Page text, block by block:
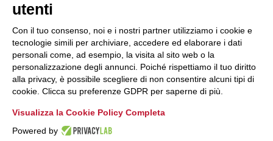
Uffici
Servizio Civile
Fare cooperativa
Pico Umbria
utenti
Con il tuo consenso, noi e i nostri partner utilizziamo i cookie e
tecnologie simili per archiviare, accedere ed elaborare i dati
personali come, ad esempio, la visita al sito web o la
personalizzazione degli annunci. Poiché rispettiamo il tuo diritto
alla privacy, è possibile scegliere di non consentire alcuni tipi di
cookie. Clicca su preferenze GDPR per saperne di più.
Visualizza la Cookie Policy Completa
Powered by